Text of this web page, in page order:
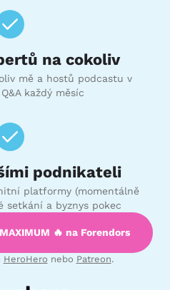
na cokoliv
mě a hostů podcastu v
každý měsíc
podnikateli
platformy (momentálně
setkání a byznys pokec
🔥 na Forendors
HeroHero nebo Patreon.